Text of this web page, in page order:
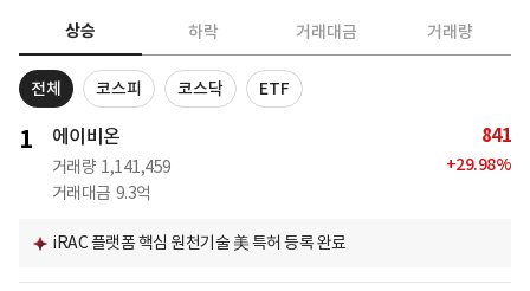
상승 하락 거래대금 거래량
전체 코스피 코스닥 ETF
1 에이비온
거래량 1,141,459
거래대금 9.3억
841
+29.98%
iRAC 플랫폼 핵심 원천기술 美 특허 등록 완료